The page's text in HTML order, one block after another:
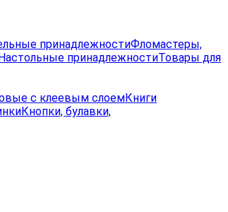
принадлежностиФломастеры,
принадлежностиТовары для
с клеевым слоемКниги
Кнопки, булавки,